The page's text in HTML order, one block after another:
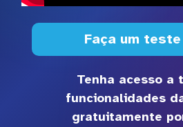
Faça um
Tenha acesso a
funcionalidades
gratuitamente